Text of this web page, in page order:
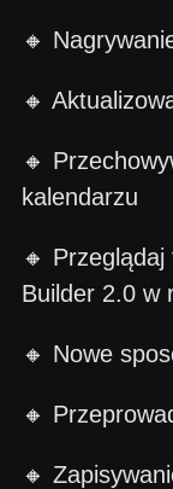
🔸
🔸
🔸
kalendarzu
🔸
Builder 2.0 w
🔸 Nowe
🔸
🔸